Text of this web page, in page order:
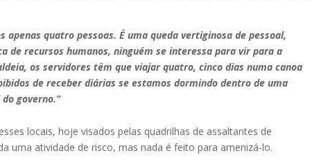
apenas quatro pessoas. É uma queda vertiginosa de pessoal,
de recursos humanos, ninguém se interessa para vir para a
os servidores têm que viajar quatro, cinco dias numa canoa
de receber diárias se estamos dormindo dentro de uma
governo.”
locais, hoje visados pelas quadrilhas de assaltantes de
uma atividade de risco, mas nada é feito para amenizá-lo.